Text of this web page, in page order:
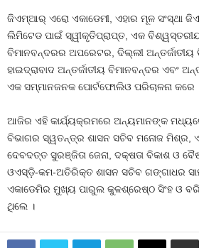
ଜିଏମ୍‌ଆର୍‌ ଏରୋ ଏକାଡେମୀ, ଏହାର ମୂଳ ସଂସ୍ଥା
ଲିମିଟେଡ ପାଇଁ ସ୍ୱୀକୃତିପ୍ରାପ୍ତ, ଏକ ବିଶ୍ୱସ୍ତରୀୟ
ବିମାନବନ୍ଦରର ଅପରେଟର, ଦିଲ୍ଲୀ
ହାଇଦ୍ରାବାଦ ଅନ୍ତର୍ଜାତୀୟ ବିମାନବନ୍ଦର ଏବଂ
ଏକ ସମ୍ମାନଜନକ ପୋର୍ଟଫୋଲିଓ ପରିଚାଳନା କରେ
ଆଜିର ଏହି କାର୍ଯ୍ୟକ୍ରମରେ ଅନ୍ୟମାନଙ୍କ
ବିଭାଗର ସ୍ୱତନ୍ତ୍ର ଶାସନ ସଚିବ ମନୋଜ ମିଶ୍ର,
ଦେବଦତ୍ତ ସୁରଞ୍ଜିତା ଜେନା, ଦକ୍ଷତା ବିକାଶ ଓ
ଓଏସ୍‌ଡ଼ି-କମ-ଅତିରିକ୍ତ ଶାସନ ସଚିବ ଗଙ୍ଗାଧର
ଏକାଡେମିର ମୁଖ୍ୟ ପାରୁଲ କୁଳଶ୍ରେଷ୍ଠ ସିଂହ ଓ
ଥିଲେ ।